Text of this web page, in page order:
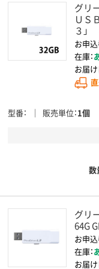
グリ
ＵＳ
３」
お申込
在庫：
お届け
型番 販売単位 1個
数
グリ
64G
お申込
在庫：
お届け